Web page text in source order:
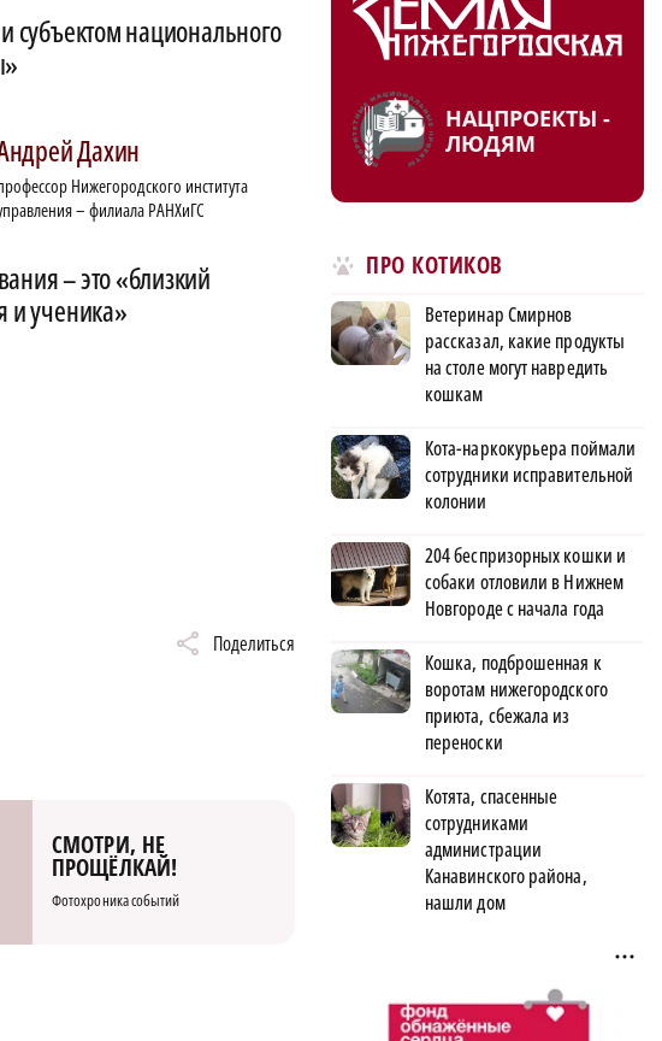
субъектом национального
Дахин
Нижегородского института
– филиала РАНХиГС
– это «близкий
и ученика»
Поделиться
СМОТРИ, НЕ
ПРОЩЁЛКАЙ!
Фотохроника событий
НАЦПРОЕКТЫ -
ЛЮДЯМ
ПРО КОТИКОВ
Ветеринар Смирнов
рассказал, какие продукты
на столе могут навредить
кошкам
Кота-наркокурьера поймали
сотрудники исправительной
колонии
204 беспризорных кошки и
собаки отловили в Нижнем
Новгороде с начала года
Кошка, подброшенная к
воротам нижегородского
приюта, сбежала из
переноски
Котята, спасенные
сотрудниками
администрации
Канавинского района,
нашли дом